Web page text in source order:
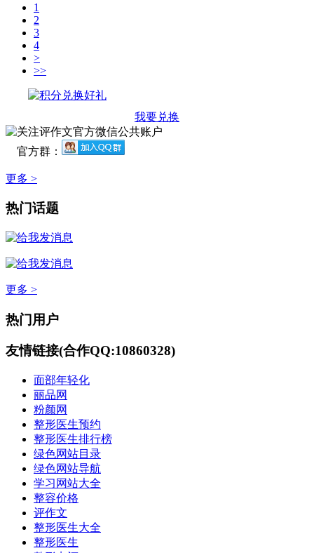
1
2
3
4
>
>>
我要兑换
官方群：
更多 >
热门话题
更多 >
热门用户
友情链接(合作QQ:10860328)
面部年轻化
丽品网
粉颜网
整形医生预约
整形医生排行榜
绿色网站目录
绿色网站导航
学习网站大全
整容价格
评作文
整形医生大全
整形医生